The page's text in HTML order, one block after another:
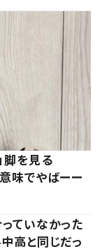
脚を見る
味でやばーー
っていなかった
高と同じだっ